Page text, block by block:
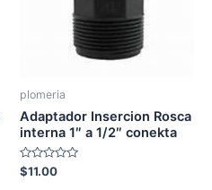
plomeria
Adaptador Insercion Rosca
interna 1″ a 1/2″ conekta
Valorado
con
$11.00